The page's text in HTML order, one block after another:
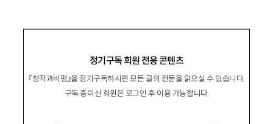
정기구독 회원 전용 콘텐츠
『창작과비평』을 정기구독하시면 모든 글의 전문을 읽으실 수 있습니다.
구독 중이신 회원은 로그인 후 이용 가능합니다.
‘완월동’에서 ‘여자들’로서 연대하기